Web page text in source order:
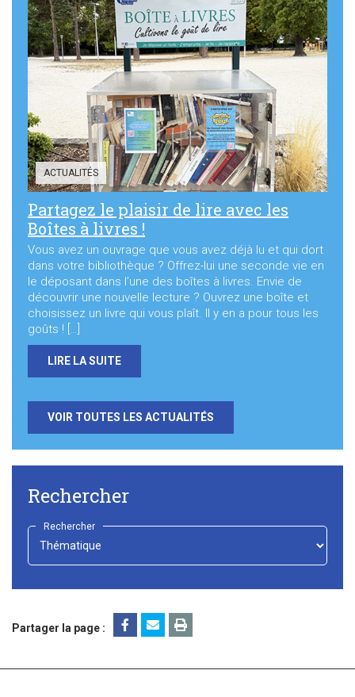
ACTUALITÉS
Partagez le plaisir de lire avec les
Boîtes à livres !
Vous avez un ouvrage que vous avez déjà lu et qui dort
dans votre bibliothèque ? Offrez-lui une seconde vie en
le déposant dans l’une des boîtes à livres. Envie de
découvrir une nouvelle lecture ? Ouvrez une boîte et
choisissez un livre qui vous plaît. Il y en a pour tous les
goûts ! […]
LIRE LA SUITE
VOIR TOUTES LES ACTUALITÉS
Rechercher
Rechercher
Choisir
Partager la page :